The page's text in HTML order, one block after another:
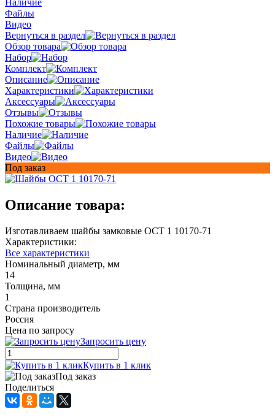
Файлы
Видео
Вернуться в раздел
Обзор товара
Набор
Комплект
Описание
Характеристики
Аксессуары
Отзывы
Похожие товары
Наличие
Файлы
Видео
Под заказ
Описание товара:
Изготавливаем шайбы замковые ОСТ 1 10170-71
Характеристики:
Все характеристики
Номинальный диаметр, мм
14
Толщина, мм
1
Страна производитель
Россия
Цена по запросу
Запросить цену
Купить в 1 клик
Под заказ
Поделиться